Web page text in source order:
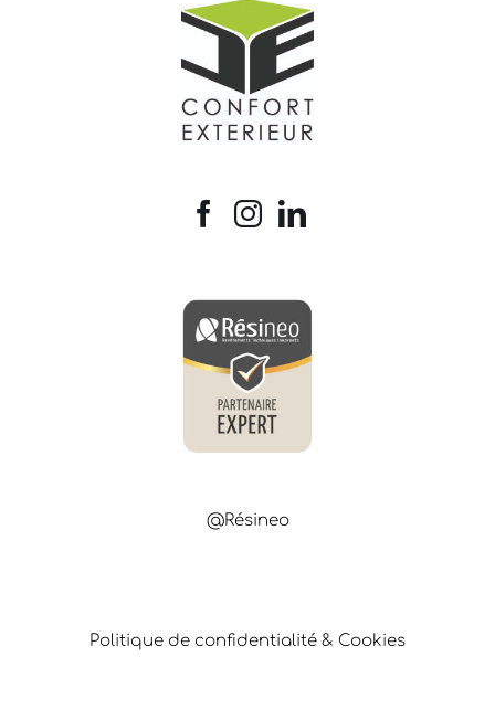
@Résineo
Politique de confidentialité & Cookies